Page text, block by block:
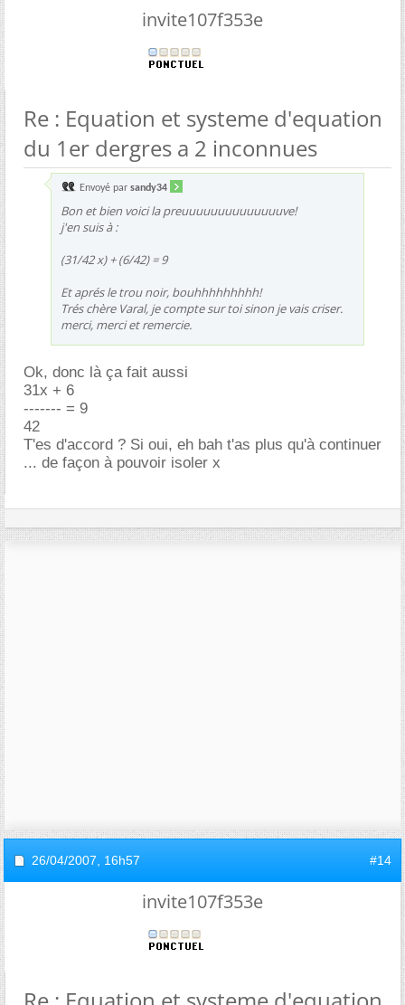
invite107f353e
Re : Equation et systeme d'equation
du 1er dergres a 2 inconnues
Envoyé par sandy34
Bon et bien voici la preuuuuuuuuuuuuuuve!
j'en suis à :
(31/42 x) + (6/42) = 9
Et aprés le trou noir, bouhhhhhhhhh!
Trés chère Varal, je compte sur toi sinon je vais criser.
merci, merci et remercie.
Ok, donc là ça fait aussi
31x + 6
------- = 9
42
T'es d'accord ? Si oui, eh bah t'as plus qu'à continuer
... de façon à pouvoir isoler x
26/04/2007, 16h57 #14
invite107f353e